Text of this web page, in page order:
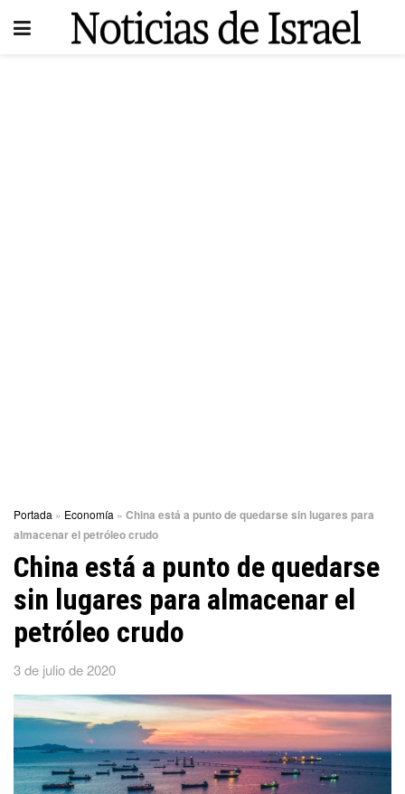
Portada » Economía » China está a punto de quedarse sin lugares para
almacenar el petróleo crudo
China está a punto de quedarse
sin lugares para almacenar el
petróleo crudo
3 de julio de 2020